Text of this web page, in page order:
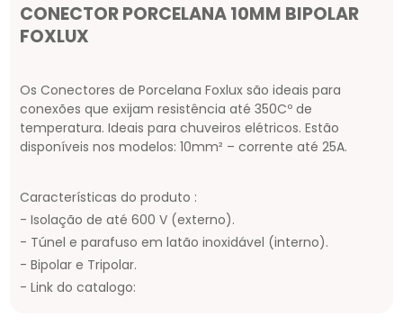
CONECTOR PORCELANA 10MM BIPOLAR
FOXLUX
Os Conectores de Porcelana Foxlux são ideais para
conexões que exijam resistência até 350Cº de
temperatura. Ideais para chuveiros elétricos. Estão
disponíveis nos modelos: 10mm² – corrente até 25A.
Características do produto :
- Isolação de até 600 V (externo).
- Túnel e parafuso em latão inoxidável (interno).
- Bipolar e Tripolar.
- Link do catalogo: